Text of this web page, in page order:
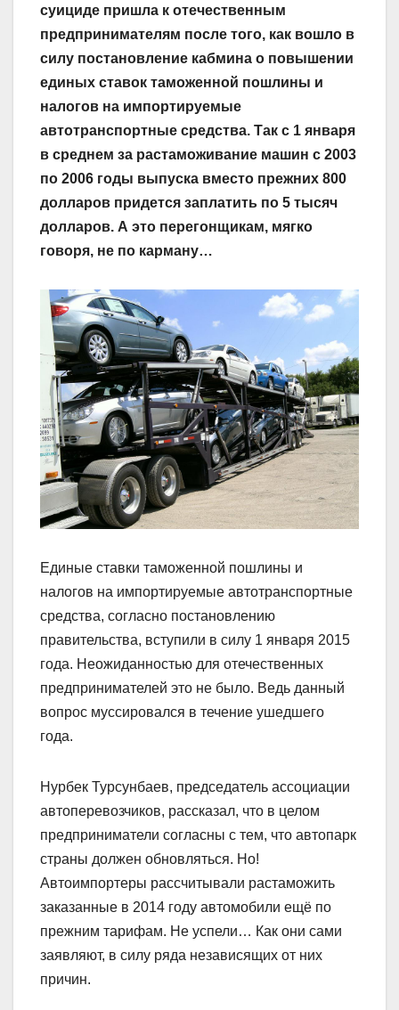
суициде пришла к отечественным
предпринимателям после того, как вошло в
силу постановление кабмина о повышении
единых ставок таможенной пошлины и
налогов на импортируемые
автотранспортные средства. Так с 1 января
в среднем за растаможивание машин с 2003
по 2006 годы выпуска вместо прежних 800
долларов придется заплатить по 5 тысяч
долларов. А это перегонщикам, мягко
говоря, не по карману…
Единые ставки таможенной пошлины и
налогов на импортируемые автотранспортные
средства, согласно постановлению
правительства, вступили в силу 1 января 2015
года. Неожиданностью для отечественных
предпринимателей это не было. Ведь данный
вопрос муссировался в течение ушедшего
года.
Нурбек Турсунбаев, председатель ассоциации
автоперевозчиков, рассказал, что в целом
предприниматели согласны с тем, что автопарк
страны должен обновляться. Но!
Автоимпортеры рассчитывали растаможить
заказанные в 2014 году автомобили ещё по
прежним тарифам. Не успели… Как они сами
заявляют, в силу ряда независящих от них
причин.